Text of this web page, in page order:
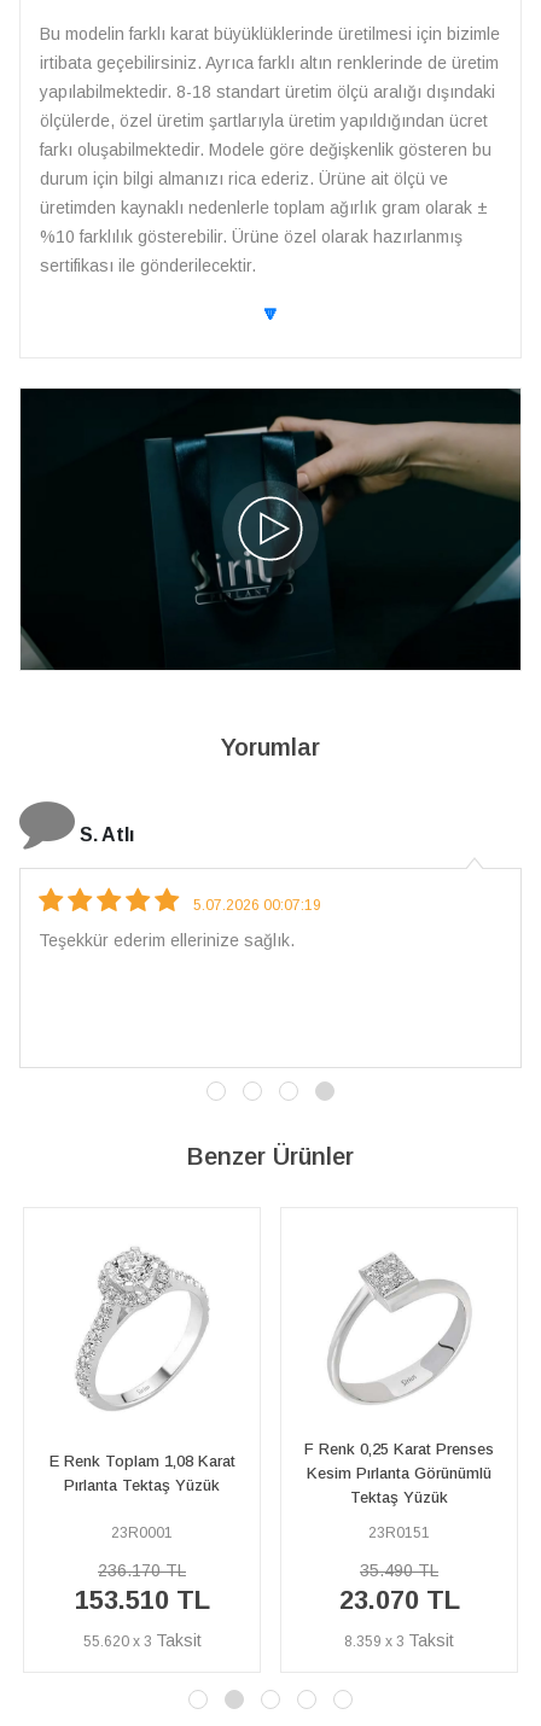
Bu modelin farklı karat büyüklüklerinde üretilmesi için bizimle
irtibata geçebilirsiniz. Ayrıca farklı altın renklerinde de üretim
yapılabilmektedir. 8-18 standart üretim ölçü aralığı dışındaki
ölçülerde, özel üretim şartlarıyla üretim yapıldığından ücret
farkı oluşabilmektedir. Modele göre değişkenlik gösteren bu
durum için bilgi almanızı rica ederiz. Ürüne ait ölçü ve
üretimden kaynaklı nedenlerle toplam ağırlık gram olarak ±
%10 farklılık gösterebilir. Ürüne özel olarak hazırlanmış
sertifikası ile gönderilecektir.
🔽
Yorumlar
S. Atlı
5.07.2026 00:07:19
Teşekkür ederim ellerinize sağlık.
Benzer Ürünler
E Renk Toplam 1,08 Karat
Pırlanta Tektaş Yüzük
23R0001
236.170 TL
153.510 TL
55.620 x 3
F Renk 0,25 Karat Prenses
Kesim Pırlanta Görünümlü
Tektaş Yüzük
23R0151
35.490 TL
23.070 TL
8.359 x 3